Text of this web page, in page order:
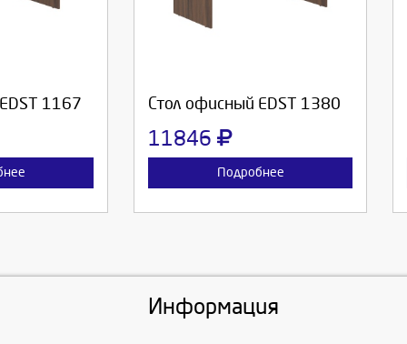
1167 Стол офисный EDST 1380
11846
Подробнее
Информация